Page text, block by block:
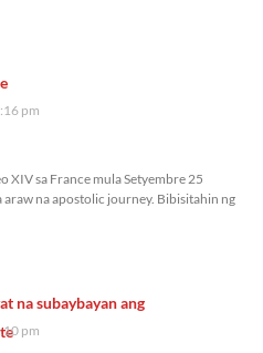
pm
XIV sa France mula Setyembre 25
araw na apostolic journey. Bibisitahin ng
na subaybayan ang
pm